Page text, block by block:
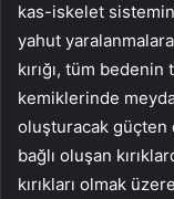
kas-iskelet
yahut
kırığı, tüm bedenin
kemiklerinde
oluşturacak güçten
bağlı oluşan
kırıkları olmak